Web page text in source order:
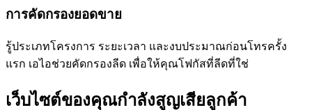
การคัดกรองยอดขาย
รู้ประเภทโครงการ ระยะเวลา และงบประมาณก่อนโทรครั้ง
แรก เอไอช่วยคัดกรองลีด เพื่อให้คุณโฟกัสที่ลีดที่ใช่
เว็บไซต์ของคุณกำลังสูญเสียลูกค้า